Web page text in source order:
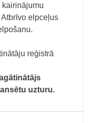
elpceļus
reģistrā
uzturu.